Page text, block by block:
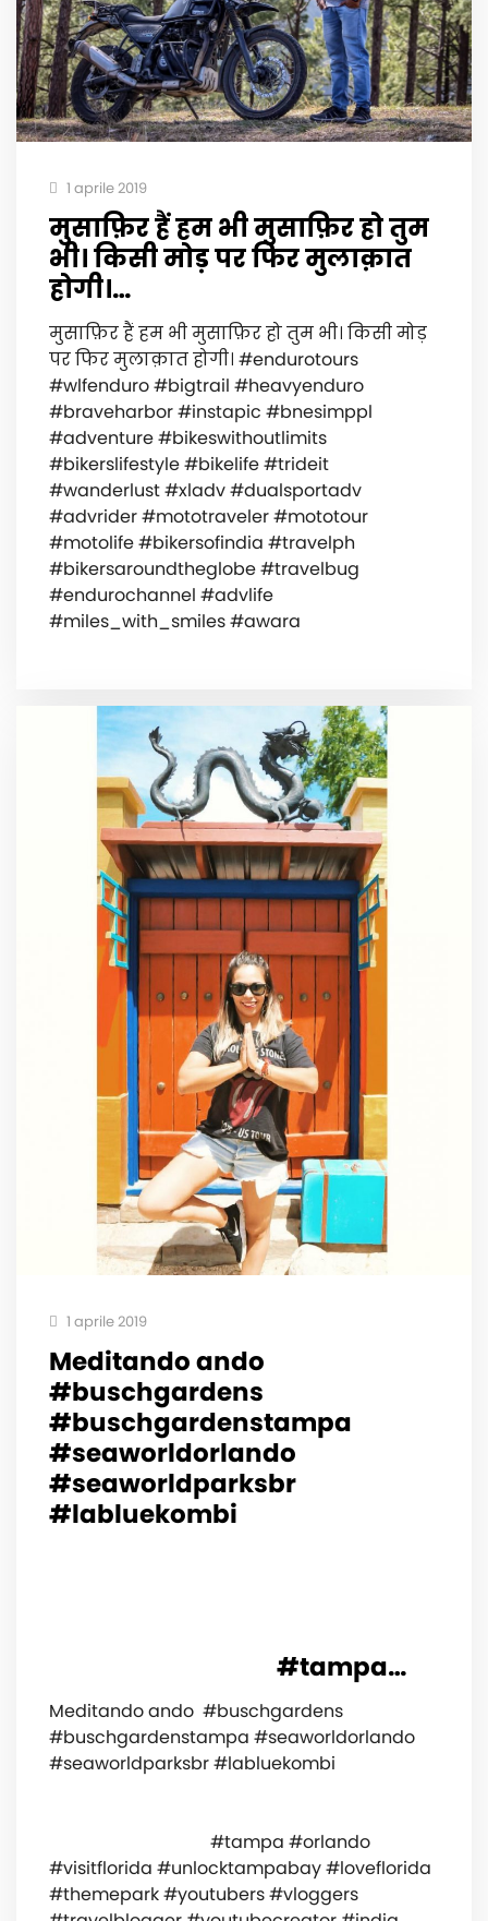
1 aprile 2019
मुसाफ़िर हैं हम भी मुसाफ़िर हो तुम
भी। किसी मोड़ पर फिर मुलाक़ात
होगी।…
मुसाफ़िर हैं हम भी मुसाफ़िर हो तुम भी। किसी मोड़
पर फिर मुलाक़ात होगी। #endurotours
#wlfenduro #bigtrail #heavyenduro
#braveharbor #instapic #bnesimppl
#adventure #bikeswithoutlimits
#bikerslifestyle #bikelife #trideit
#wanderlust #xladv #dualsportadv
#advrider #mototraveler #mototour
#motolife #bikersofindia #travelph
#bikersaroundtheglobe #travelbug
#endurochannel #advlife
#miles_with_smiles #awara
1 aprile 2019
Meditando ando ‍️
#buschgardens
#buschgardenstampa
#seaworldorlando
#seaworldparksbr
#labluekombi
⠀⠀⠀⠀⠀⠀⠀⠀⠀⠀⠀⠀ #tampa…
Meditando ando ‍️ #buschgardens
#buschgardenstampa #seaworldorlando
#seaworldparksbr #labluekombi
⠀⠀⠀⠀⠀⠀⠀⠀⠀⠀⠀⠀ #tampa #orlando
#visitflorida #unlocktampabay #loveflorida
#themepark #youtubers #vloggers